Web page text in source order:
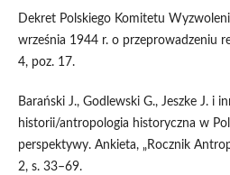
Dekret Polskiego Komitetu
września 1944 r. o przeprowadzeniu
4, poz. 17.
Barański J., Godlewski G., Jeszke J. i
historii/antropologia historyczna w
perspektywy. Ankieta, „Rocznik
2, s. 33–69.